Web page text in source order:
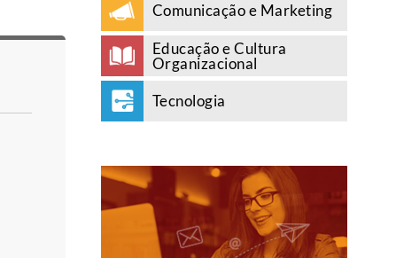
Comunicação e Marketing
Educação e Cultura
Organizacional
Tecnologia